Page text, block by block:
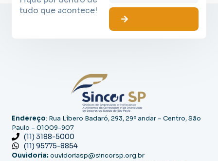
tudo que acontece!
Endereço: Rua Líbero Badaró, 293, 29º andar – Centro, São
Paulo – 01009-907
(11) 3188-5000
(11) 95775-8854
Ouvidoria: ouvidoriasp@sincorsp.org.br